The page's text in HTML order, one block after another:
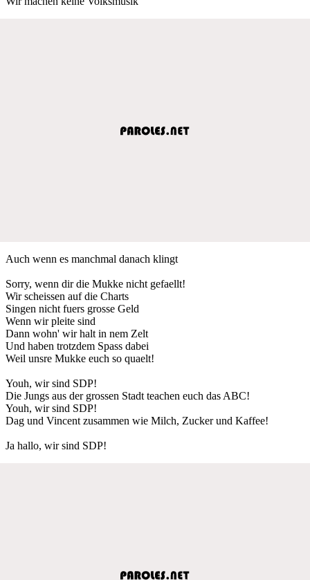
Auch wenn es manchmal danach klingt
Sorry, wenn dir die Mukke nicht gefaellt!
Wir scheissen auf die Charts
Singen nicht fuers grosse Geld
Wenn wir pleite sind
Dann wohn' wir halt in nem Zelt
Und haben trotzdem Spass dabei
Weil unsre Mukke euch so quaelt!
Youh, wir sind SDP!
Die Jungs aus der grossen Stadt teachen euch das ABC!
Youh, wir sind SDP!
Dag und Vincent zusammen wie Milch, Zucker und Kaffee!
Ja hallo, wir sind SDP!